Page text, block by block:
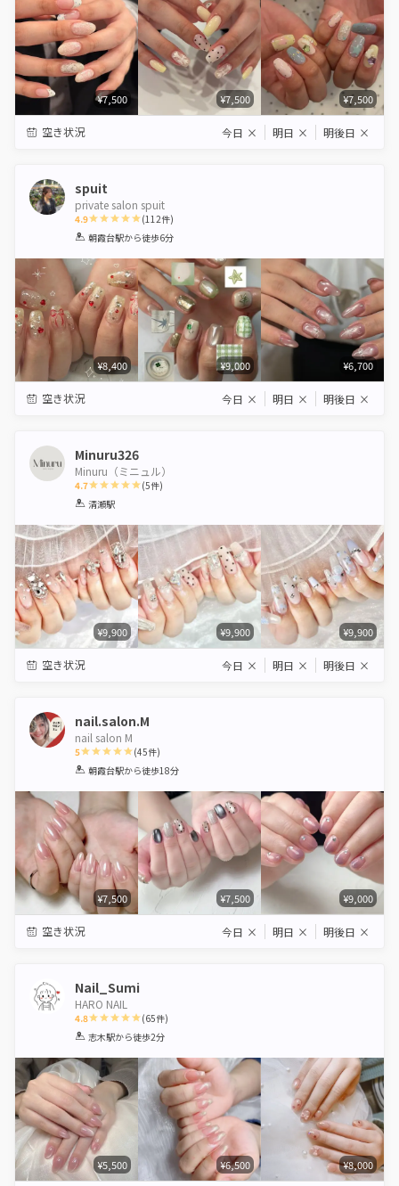
¥7,500 ¥7,500 ¥7,500
空き状況 今日 × 明日 × 明後日 ×
spuit
private salon spuit
4.9
1 2 3 4 5
(112件)
朝霞台駅から徒歩6分
¥8,400 ¥9,000 ¥6,700
空き状況 今日 × 明日 × 明後日 ×
Minuru326
Minuru（ミニュル）
4.7
1 2 3
(5件)
清瀬駅
¥9,900 ¥9,900 ¥9,900
空き状況 今日 × 明日 × 明後日 ×
nail.salon.M
nail salon M
5
1 2 3 4 5
(45件)
朝霞台駅から徒歩18分
¥7,500 ¥7,500 ¥9,000
空き状況 今日 × 明日 × 明後日 ×
Nail_Sumi
HARO NAIL
4.8
1 2 3 4 5
(65件)
志木駅から徒歩2分
¥5,500 ¥6,500 ¥8,000